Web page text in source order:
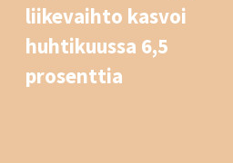
liikevaihto kasvoi
huhtikuussa 6,5
prosenttia